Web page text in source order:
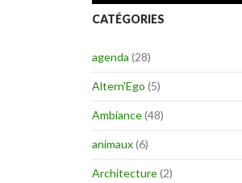
CATÉGORIES
agenda (28)
Altern'Ego (5)
Ambiance(48)
animaux(6)
Architecture(2)